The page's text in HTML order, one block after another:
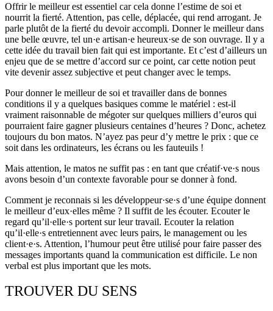
Offrir le meilleur est essentiel car cela donne l’estime de soi et
nourrit la fierté. Attention, pas celle, déplacée, qui rend arrogant. Je
parle plutôt de la fierté du devoir accompli. Donner le meilleur dans
une belle œuvre, tel un·e artisan·e heureux·se de son ouvrage. Il y a
cette idée du travail bien fait qui est importante. Et c’est d’ailleurs un
enjeu que de se mettre d’accord sur ce point, car cette notion peut
vite devenir assez subjective et peut changer avec le temps.
Pour donner le meilleur de soi et travailler dans de bonnes
conditions il y a quelques basiques comme le matériel : est-il
vraiment raisonnable de mégoter sur quelques milliers d’euros qui
pourraient faire gagner plusieurs centaines d’heures ? Donc, achetez
toujours du bon matos. N’ayez pas peur d’y mettre le prix : que ce
soit dans les ordinateurs, les écrans ou les fauteuils !
Mais attention, le matos ne suffit pas : en tant que créatif·ve·s nous
avons besoin d’un contexte favorable pour se donner à fond.
Comment je reconnais si les développeur·se·s d’une équipe donnent
le meilleur d’eux·elles même ? Il suffit de les écouter. Ecouter le
regard qu’il·elle·s portent sur leur travail. Ecouter la relation
qu’il·elle·s entretiennent avec leurs pairs, le management ou les
client·e·s. Attention, l’humour peut être utilisé pour faire passer des
messages importants quand la communication est difficile. Le non
verbal est plus important que les mots.
TROUVER DU SENS